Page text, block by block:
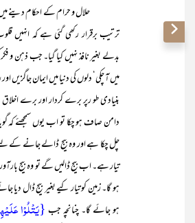
حلال و حرام کے احکام دینے میں
ترتیب برقرار رکھی گئی ہے کہ انہیں
بدلے بغیر نافذ نہیں کیا گیا۔ جب ذہن و
میں آ چکی‘ دلوں کی دنیا میں ایمان جاگزیں
بنیادی طو رپر برے کردار اور برے
دامن صاف ہو چکا تو اب یوں سمجھئے کہ
چل چکا ہے اور وہ بیج ڈالے جانے کے
تیار ہے۔ اب بیج ڈالیں گے تو وہ بیج بارآور
ہو گا۔ زمین کو تیار کیے بغیر بیج ڈال دیا
ہو جائے گا۔ چنانچہ جب{یَتۡلُوۡا